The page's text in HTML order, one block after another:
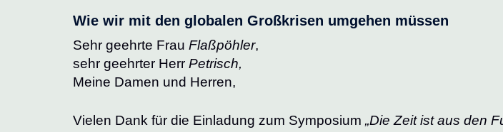
Wie wir mit den globalen Großkrisen umgehen müssen
Sehr geehrte Frau Flaßpöhler,
sehr geehrter Herr Petrisch,
Meine Damen und Herren,
Vielen Dank für die Einladung zum Symposium „Die Zeit ist aus den